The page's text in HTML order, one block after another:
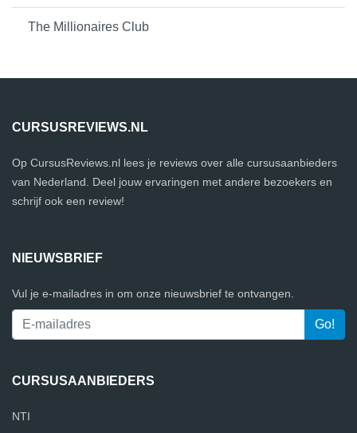
The Millionaires Club
CURSUSREVIEWS.NL
Op CursusReviews.nl lees je reviews over alle cursusaanbieders
van Nederland. Deel jouw ervaringen met andere bezoekers en
schrijf ook een review!
NIEUWSBRIEF
Vul je e-mailadres in om onze nieuwsbrief te ontvangen.
CURSUSAANBIEDERS
NTI